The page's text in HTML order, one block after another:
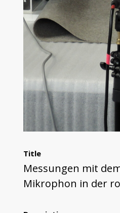
Title
Messungen mit
Mikrophon in der